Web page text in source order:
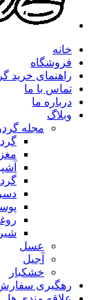
خانه
فروشگاه
راهنمای خرید
تماس با ما
درباره ما
وبلاگ
مجله
عسل
آجیل
خشکبار
رهگیری